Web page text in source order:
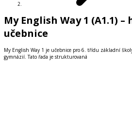
My English Way 1 (A1.1)
učebnice
My English Way 1 je učebnice pro 6. třídu základní
gymnázií. Tato řada je strukturovaná